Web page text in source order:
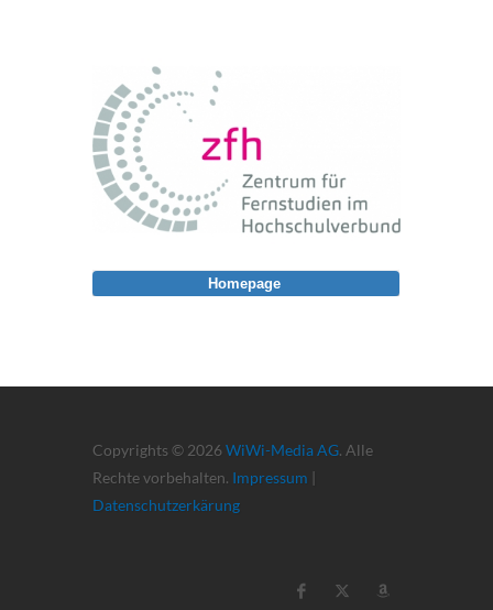
Copyrights © 2026 WiWi-Media AG. Alle
Rechte vorbehalten. Impressum |
Datenschutzerkärung
Homepage